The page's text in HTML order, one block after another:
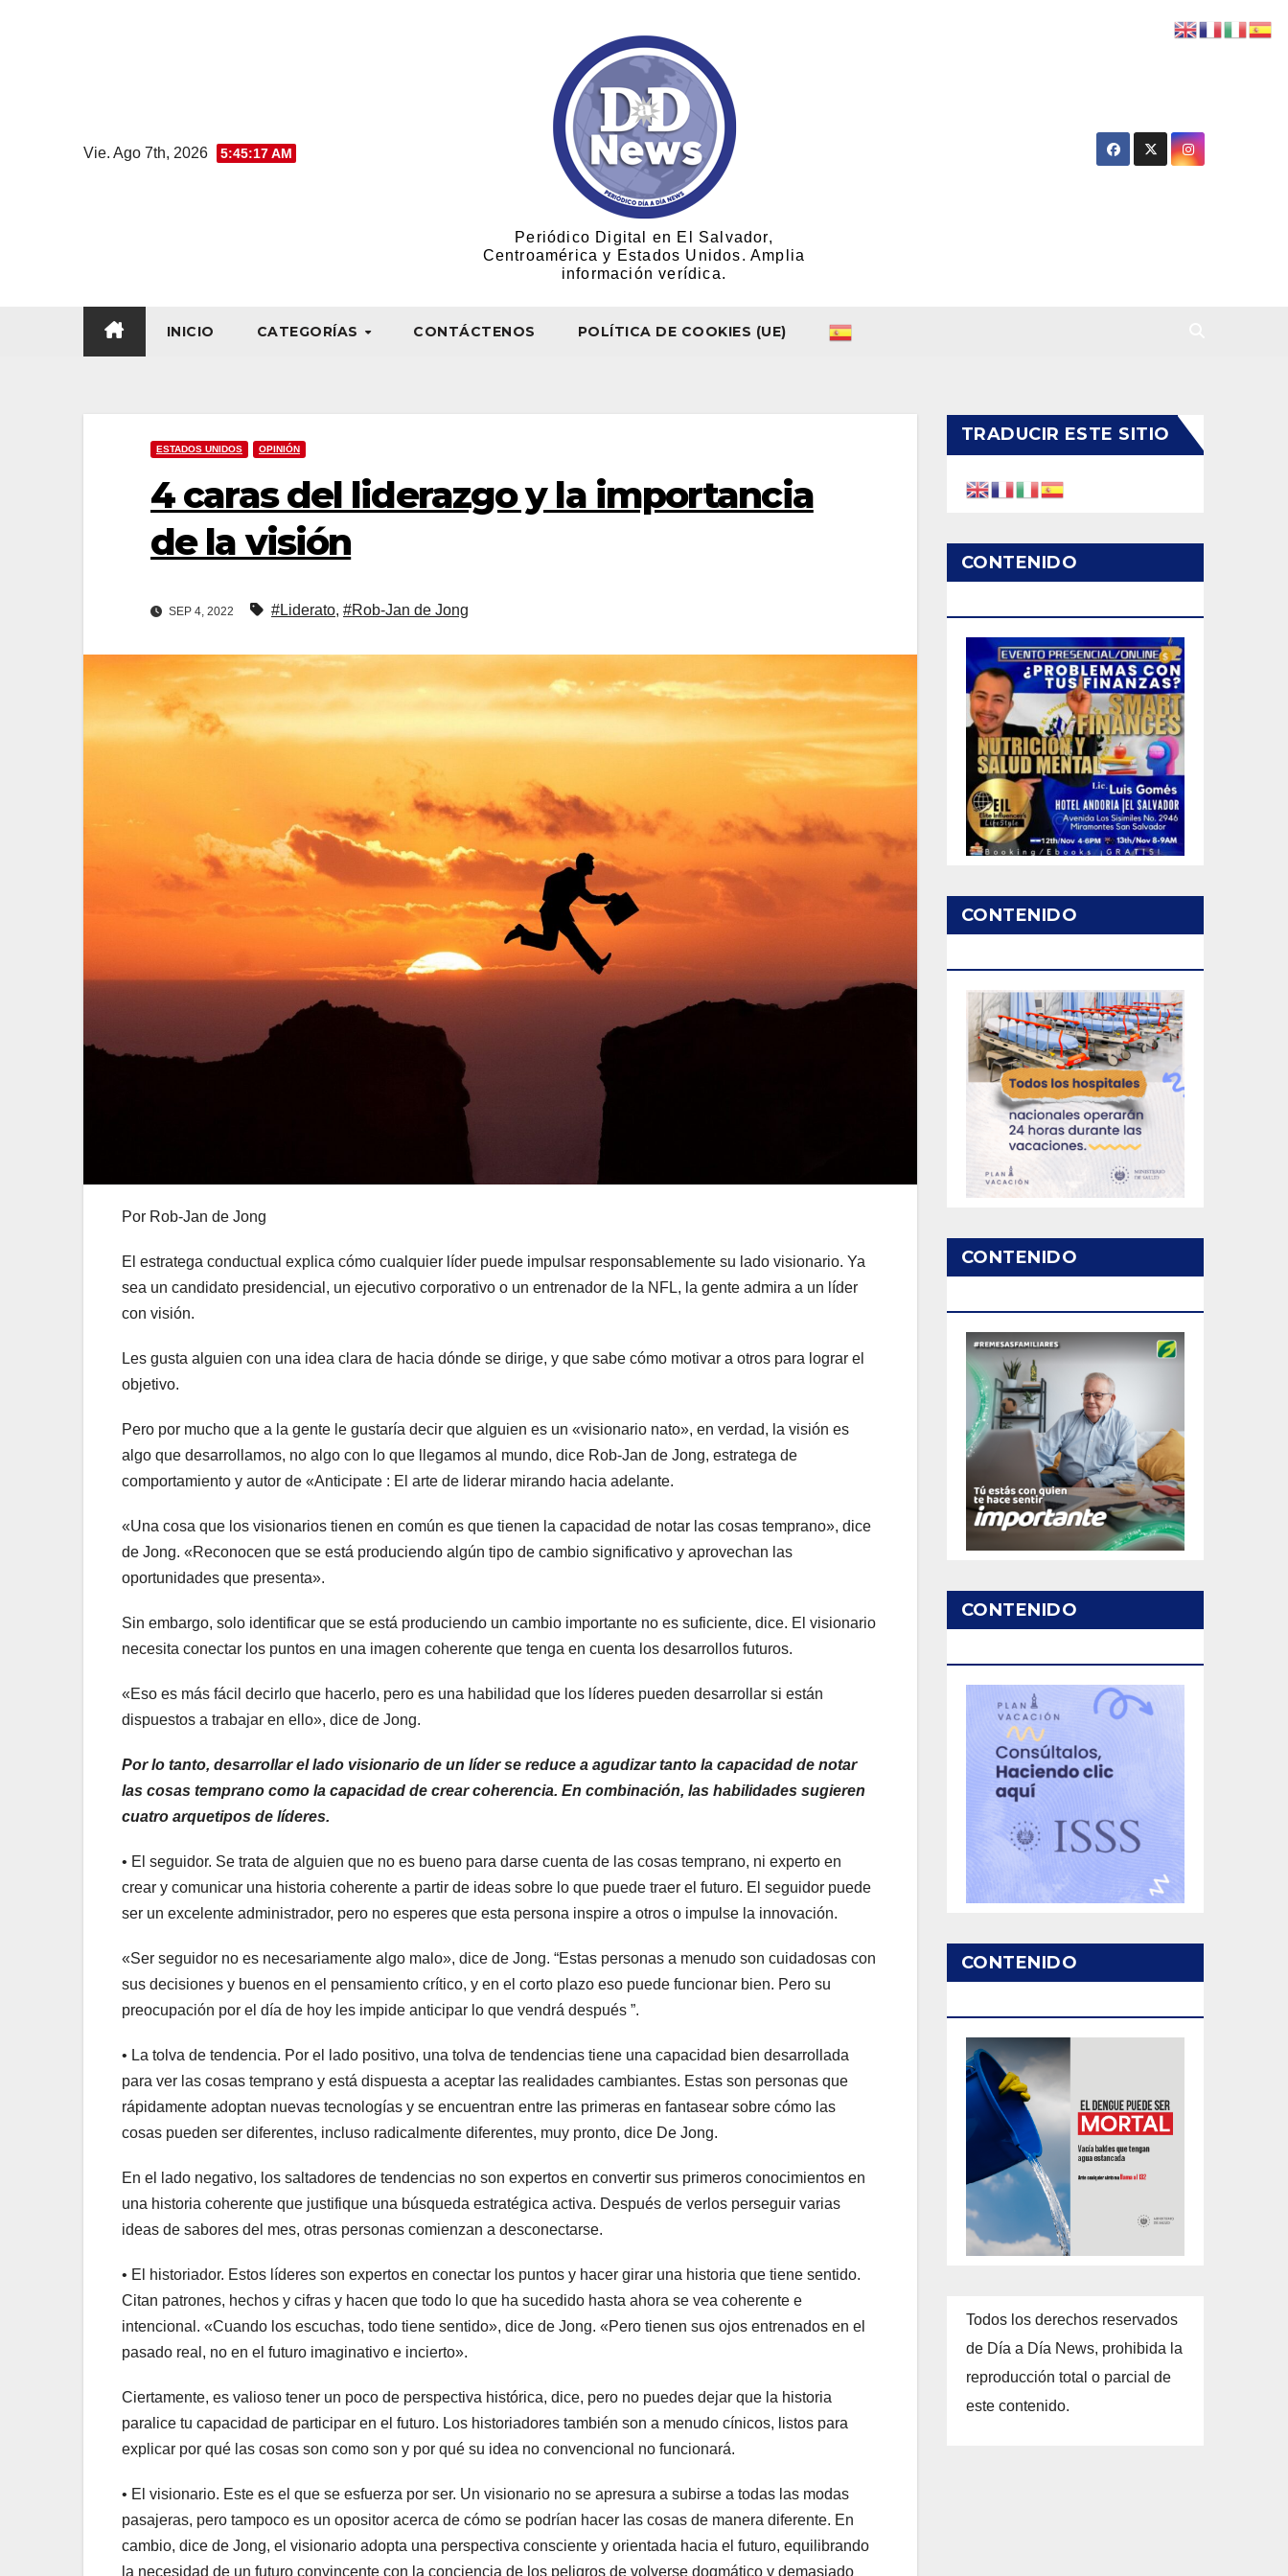
Vie. Ago 7th, 2026 5:45:18 AM
Periódico Digital en El Salvador,
Centroamérica y Estados Unidos. Amplia
información verídica.
INICIO CATEGORÍAS CONTÁCTENOS POLÍTICA DE COOKIES (UE)
ESTADOS UNIDOS OPINIÓN
4 caras del liderazgo y la importancia
de la visión
SEP 4, 2022 #Liderato, #Rob-Jan de Jong
Por Rob-Jan de Jong
El estratega conductual explica cómo cualquier líder puede impulsar responsablemente su lado visionario. Ya
sea un candidato presidencial, un ejecutivo corporativo o un entrenador de la NFL, la gente admira a un líder
con visión.
Les gusta alguien con una idea clara de hacia dónde se dirige, y que sabe cómo motivar a otros para lograr el
objetivo.
Pero por mucho que a la gente le gustaría decir que alguien es un «visionario nato», en verdad, la visión es
algo que desarrollamos, no algo con lo que llegamos al mundo, dice Rob-Jan de Jong, estratega de
comportamiento y autor de «Anticipate : El arte de liderar mirando hacia adelante.
«Una cosa que los visionarios tienen en común es que tienen la capacidad de notar las cosas temprano», dice
de Jong. «Reconocen que se está produciendo algún tipo de cambio significativo y aprovechan las
oportunidades que presenta».
Sin embargo, solo identificar que se está produciendo un cambio importante no es suficiente, dice. El visionario
necesita conectar los puntos en una imagen coherente que tenga en cuenta los desarrollos futuros.
«Eso es más fácil decirlo que hacerlo, pero es una habilidad que los líderes pueden desarrollar si están
dispuestos a trabajar en ello», dice de Jong.
Por lo tanto, desarrollar el lado visionario de un líder se reduce a agudizar tanto la capacidad de notar
las cosas temprano como la capacidad de crear coherencia. En combinación, las habilidades sugieren
cuatro arquetipos de líderes.
• El seguidor. Se trata de alguien que no es bueno para darse cuenta de las cosas temprano, ni experto en
crear y comunicar una historia coherente a partir de ideas sobre lo que puede traer el futuro. El seguidor puede
ser un excelente administrador, pero no esperes que esta persona inspire a otros o impulse la innovación.
«Ser seguidor no es necesariamente algo malo», dice de Jong. “Estas personas a menudo son cuidadosas con
sus decisiones y buenos en el pensamiento crítico, y en el corto plazo eso puede funcionar bien. Pero su
preocupación por el día de hoy les impide anticipar lo que vendrá después ”.
• La tolva de tendencia. Por el lado positivo, una tolva de tendencias tiene una capacidad bien desarrollada
para ver las cosas temprano y está dispuesta a aceptar las realidades cambiantes. Estas son personas que
rápidamente adoptan nuevas tecnologías y se encuentran entre las primeras en fantasear sobre cómo las
cosas pueden ser diferentes, incluso radicalmente diferentes, muy pronto, dice De Jong.
En el lado negativo, los saltadores de tendencias no son expertos en convertir sus primeros conocimientos en
una historia coherente que justifique una búsqueda estratégica activa. Después de verlos perseguir varias
ideas de sabores del mes, otras personas comienzan a desconectarse.
• El historiador. Estos líderes son expertos en conectar los puntos y hacer girar una historia que tiene sentido.
Citan patrones, hechos y cifras y hacen que todo lo que ha sucedido hasta ahora se vea coherente e
intencional. «Cuando los escuchas, todo tiene sentido», dice de Jong. «Pero tienen sus ojos entrenados en el
pasado real, no en el futuro imaginativo e incierto».
Ciertamente, es valioso tener un poco de perspectiva histórica, dice, pero no puedes dejar que la historia
paralice tu capacidad de participar en el futuro. Los historiadores también son a menudo cínicos, listos para
explicar por qué las cosas son como son y por qué su idea no convencional no funcionará.
• El visionario. Este es el que se esfuerza por ser. Un visionario no se apresura a subirse a todas las modas
pasajeras, pero tampoco es un opositor acerca de cómo se podrían hacer las cosas de manera diferente. En
cambio, dice de Jong, el visionario adopta una perspectiva consciente y orientada hacia el futuro, equilibrando
la necesidad de un futuro convincente con la conciencia de los peligros de volverse dogmático y demasiado
TRADUCIR ESTE SITIO
CONTENIDO
CONTENIDO
CONTENIDO
CONTENIDO
CONTENIDO
Todos los derechos reservados
de Día a Día News, prohibida la
reproducción total o parcial de
este contenido.